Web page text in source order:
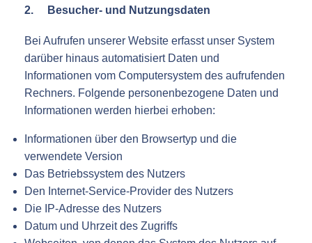
2. Besucher- und Nutzungsdaten
Bei Aufrufen unserer Website erfasst unser System
darüber hinaus automatisiert Daten und
Informationen vom Computersystem des aufrufenden
Rechners. Folgende personenbezogene Daten und
Informationen werden hierbei erhoben:
Informationen über den Browsertyp und die
verwendete Version
Das Betriebssystem des Nutzers
Den Internet-Service-Provider des Nutzers
Die IP-Adresse des Nutzers
Datum und Uhrzeit des Zugriffs